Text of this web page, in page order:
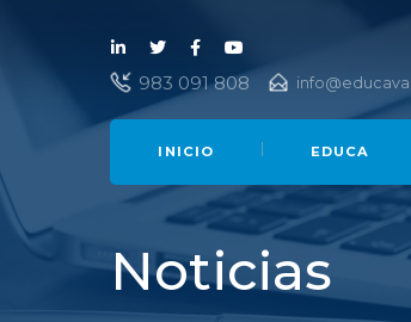
Lin
ked
in
Twi
tter
Fac
ebo
ok
You
e
983 091 808
INICIO EDUCA
Noticias